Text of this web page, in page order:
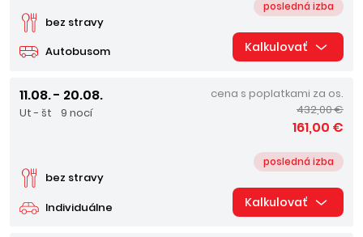
Autobusom
bez stravy
posledná izba
Kalkulovať
11.08. - 20.08.
Ut - št 9 nocí
Individuálne
bez stravy
posledná izba
cena s poplatkami za os.
432,00 €
161,00 €
Kalkulovať